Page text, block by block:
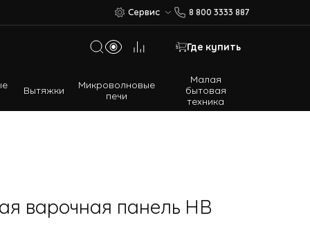
Сервис 8 800 3333 887
Где купить
Вытяжки Микроволновые
печи
Малая
бытовая
техника
Многодверные холодильники
варочная панель HB